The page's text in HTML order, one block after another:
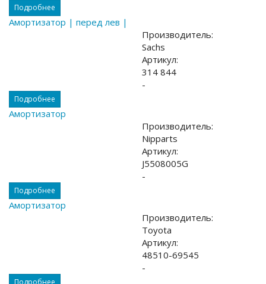
Подробнее
Амортизатор | перед лев |
Производитель:
Sachs
Артикул:
314 844
-
Подробнее
Амортизатор
Производитель:
Nipparts
Артикул:
J5508005G
-
Подробнее
Амортизатор
Производитель:
Toyota
Артикул:
48510-69545
-